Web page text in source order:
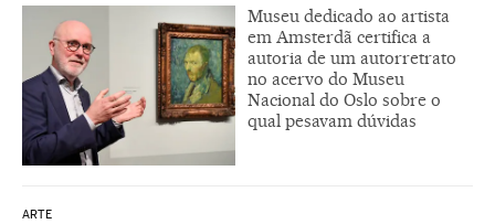
Museu dedicado ao artista
em Amsterdã certifica a
autoria de um autorretrato
no acervo do Museu
Nacional do Oslo sobre o
qual pesavam dúvidas
ARTE